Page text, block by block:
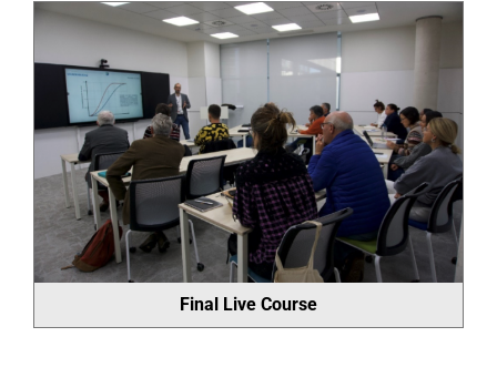
Final Live Course